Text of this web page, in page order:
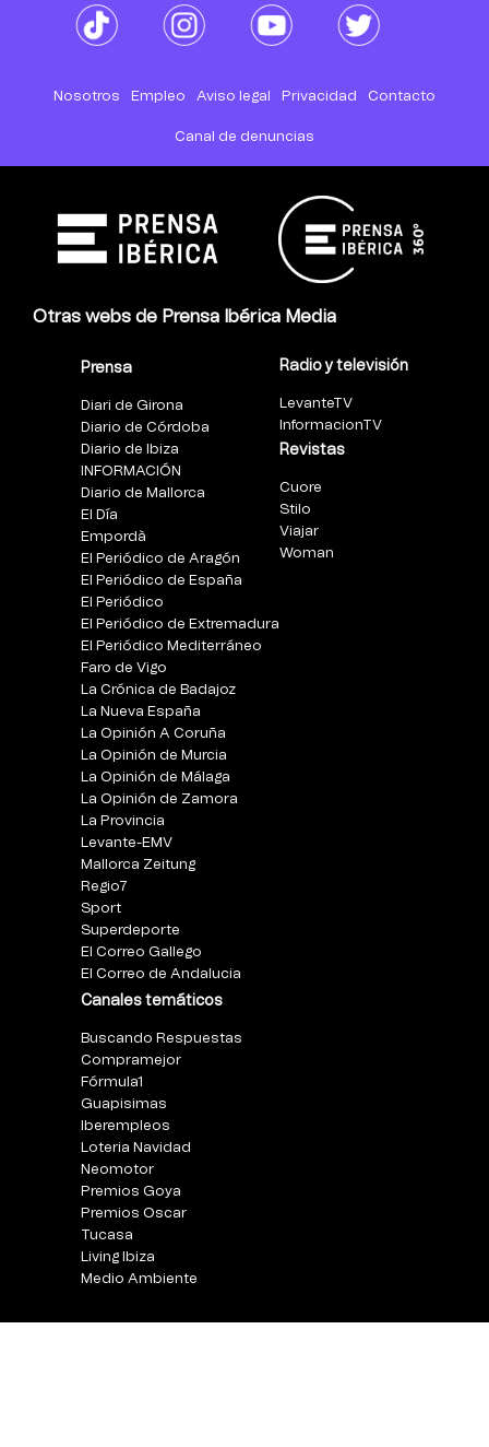
Nosotros Empleo Aviso legal Privacidad Contacto
Canal de denuncias
Otras webs de Prensa Ibérica Media
Prensa
Diari de Girona
Diario de Córdoba
Diario de Ibiza
INFORMACIÓN
Diario de Mallorca
El Día
Empordà
El Periódico de Aragón
El Periódico de España
El Periódico
El Periódico de Extremadura
El Periódico Mediterráneo
Faro de Vigo
La Crónica de Badajoz
La Nueva España
La Opinión A Coruña
La Opinión de Murcia
La Opinión de Málaga
La Opinión de Zamora
La Provincia
Levante-EMV
Mallorca Zeitung
Regio7
Sport
Superdeporte
El Correo Gallego
El Correo de Andalucia
Canales temáticos
Buscando Respuestas
Compramejor
Fórmula1
Guapisimas
Iberempleos
Loteria Navidad
Neomotor
Premios Goya
Premios Oscar
Tucasa
Living Ibiza
Medio Ambiente
Radio y televisión
LevanteTV
InformacionTV
Revistas
Cuore
Stilo
Viajar
Woman